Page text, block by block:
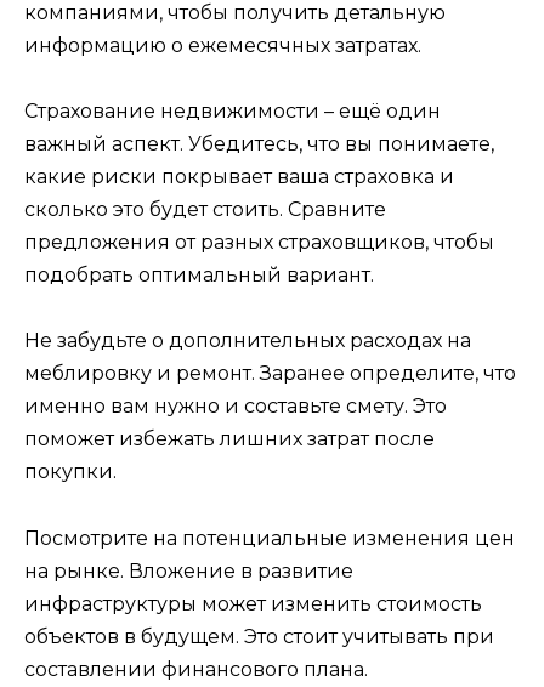
компаниями, чтобы получить детальную
информацию о ежемесячных затратах.
Страхование недвижимости – ещё один
важный аспект. Убедитесь, что вы понимаете,
какие риски покрывает ваша страховка и
сколько это будет стоить. Сравните
предложения от разных страховщиков, чтобы
подобрать оптимальный вариант.
Не забудьте о дополнительных расходах на
меблировку и ремонт. Заранее определите, что
именно вам нужно и составьте смету. Это
поможет избежать лишних затрат после
покупки.
Посмотрите на потенциальные изменения цен
на рынке. Вложение в развитие
инфраструктуры может изменить стоимость
объектов в будущем. Это стоит учитывать при
составлении финансового плана.